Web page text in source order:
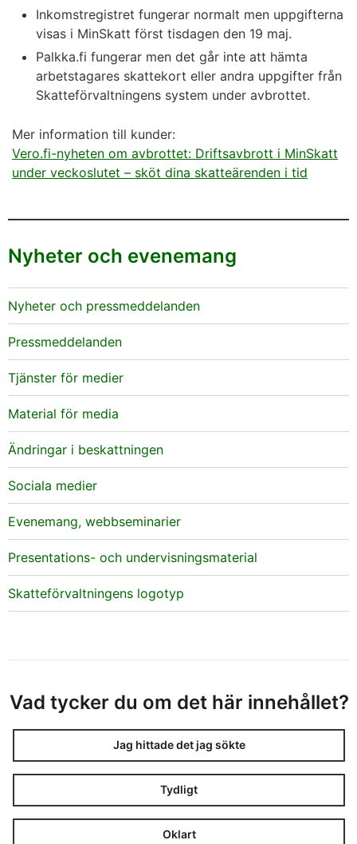
Inkomstregistret fungerar normalt men uppgifterna
visas i MinSkatt först tisdagen den 19 maj.
Palkka.fi fungerar men det går inte att hämta
arbetstagares skattekort eller andra uppgifter från
Skatteförvaltningens system under avbrottet.
Mer information till kunder:
Vero.fi-nyheten om avbrottet: Driftsavbrott i MinSkatt
under veckoslutet – sköt dina skatteärenden i tid
Nyheter och evenemang
Nyheter och pressmeddelanden
Pressmeddelanden
Tjänster för medier
Material för media
Ändringar i beskattningen
Sociala medier
Evenemang, webbseminarier
Presentations- och undervisningsmaterial
Skatteförvaltningens logotyp
Vad tycker du om det här innehållet?
Jag hittade det jag sökte
Tydligt
Oklart